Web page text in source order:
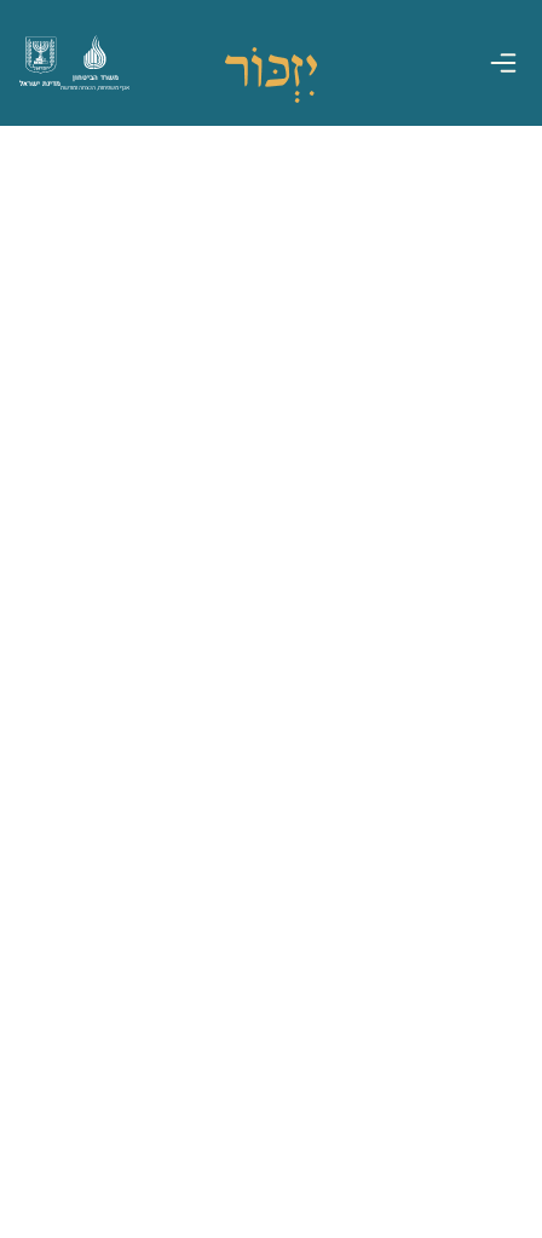
מדינת ישראל
משרד הביטחון
אגף משפחות, הנצחה ומורשת